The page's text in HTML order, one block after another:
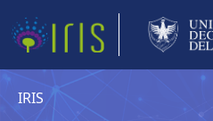
IRIS